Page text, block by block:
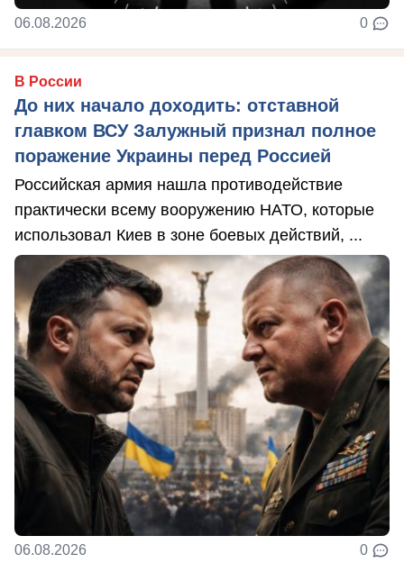
06.08.2026 0
В России
До них начало доходить: отставной
главком ВСУ Залужный признал полное
поражение Украины перед Россией
Российская армия нашла противодействие
практически всему вооружению НАТО, которые
использовал Киев в зоне боевых действий, ...
06.08.2026 0